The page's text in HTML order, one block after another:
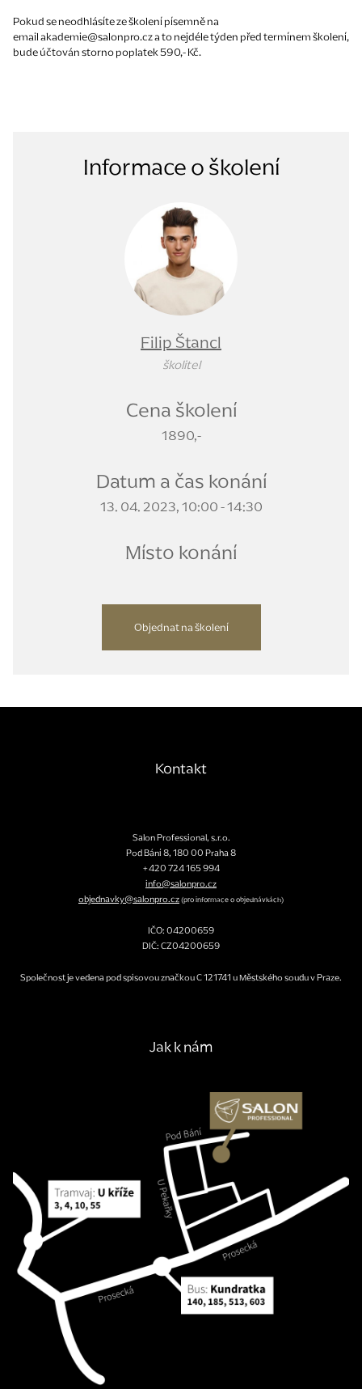
Pokud se neodhlásíte ze školení písemně na
email akademie@salonpro.cz a to nejdéle týden před termínem školení,
bude účtován storno poplatek 590,- Kč.
Informace o školení
Filip Štancl
školitel
Cena školení
1890,-
Datum a čas konání
13. 04. 2023, 10:00 - 14:30
Místo konání
Objednat na školení
Kontakt
Salon Professional, s.r.o.
Pod Bání 8,180 00Praha 8
+420 724 165 994
info@salonpro.cz
objednavky@salonpro.cz(pro informace o objednávkách)
IČO: 04200659
DIČ: CZ04200659
Společnost je vedena pod spisovou značkou C 121741 u Městského soudu v Praze.
Jak k nám